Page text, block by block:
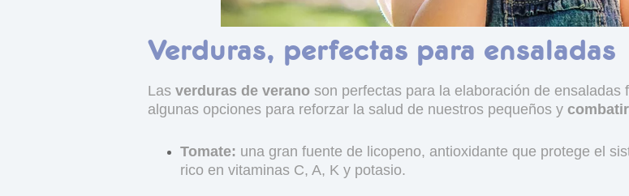
Verduras, perfectas para ensaladas
Las verduras de verano son perfectas para la elaboración de
algunas opciones para reforzar la salud de nuestros pequeños y
Tomate: una gran fuente de licopeno, antioxidante que protege el
rico en vitaminas C, A, K y potasio.